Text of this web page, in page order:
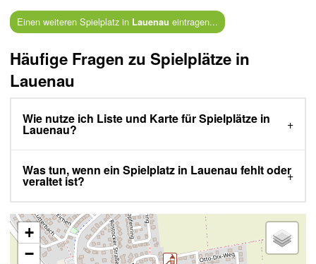
Einen weiteren Spielplatz in Lauenau eintragen...
Häufige Fragen zu Spielplätze in
Lauenau
Wie nutze ich Liste und Karte für Spielplätze in
Lauenau?
Was tun, wenn ein Spielplatz in Lauenau fehlt oder
veraltet ist?
+
−